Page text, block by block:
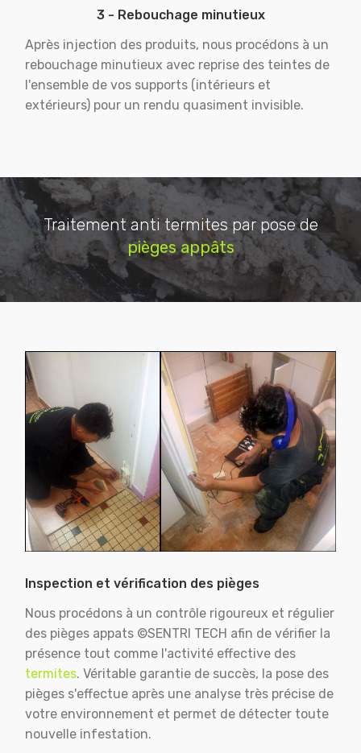
3 - Rebouchage minutieux
Après injection des produits, nous procédons à un
rebouchage minutieux avec reprise des teintes de
l'ensemble de vos supports (intérieurs et
extérieurs) pour un rendu quasiment invisible.
Traitement anti termites par pose de
pièges appâts
Inspection et vérification des pièges
Nous procédons à un contrôle rigoureux et régulier
des pièges appats ©SENTRI TECH afin de vérifier la
présence tout comme l'activité effective des
termites. Véritable garantie de succès, la pose des
pièges s'effectue après une analyse très précise de
votre environnement et permet de détecter toute
nouvelle infestation.